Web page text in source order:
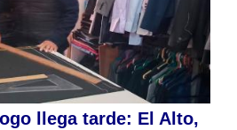
llega tarde: El Alto,